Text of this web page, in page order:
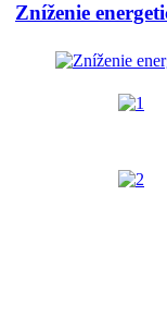
Zníženie